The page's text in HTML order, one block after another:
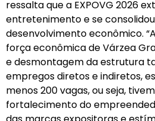
ressalta que a EXPOVG 2026
entretenimento e se
desenvolvimento econômico.
força econômica de Várzea
e desmontagem da estrutura
empregos diretos e indiretos,
menos 200 vagas, ou seja,
fortalecimento do